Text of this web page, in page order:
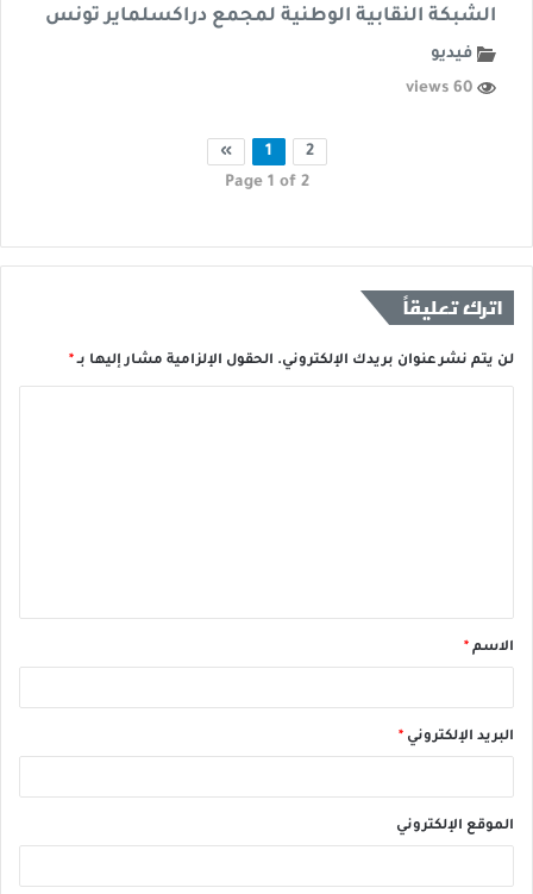
الشبكة النقابية الوطنية لمجمع دراكسلماير تونس
فيديو
1 2
»
Page 1 of 2
اترك تعليقاً
لن يتم نشر عنوان بريدك الإلكتروني. الحقول الإلزامية مشار إليها بـ *
الاسم *
البريد الإلكتروني *
الموقع الإلكتروني